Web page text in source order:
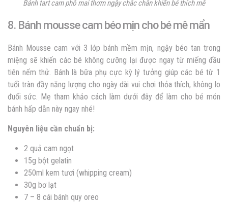
Bánh tart cam phô mai thơm ngậy chắc chắn khiến bé thích mê
8. Bánh mousse cam béo mịn cho bé mê mẩn
Bánh Mousse cam với 3 lớp bánh mềm mịn, ngậy béo tan trong
miệng sẽ khiến các bé không cưỡng lại được ngay từ miếng đầu
tiên nếm thử. Bánh là bữa phụ cực kỳ lý tưởng giúp các bé từ 1
tuổi tràn đầy năng lượng cho ngày dài vui chơi thỏa thích, không lo
đuối sức. Mẹ tham khảo cách làm dưới đây để làm cho bé món
bánh hấp dẫn này ngay nhé!
Nguyên liệu cần chuẩn bị:
2 quả cam ngọt
15g bột gelatin
250ml kem tươi (whipping cream)
30g bơ lạt
7 – 8 cái bánh quy oreo